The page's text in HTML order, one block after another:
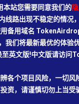
站您需要同意我们的
线路出现不稳定的情况
备用域名
们将最新最优的体验优
英文版!中文版请访问
各个项目风险，一切风
资，请谨慎切勿上当受